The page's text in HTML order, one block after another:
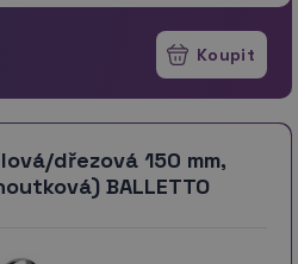
dřezová 150 mm,
BALLETTO